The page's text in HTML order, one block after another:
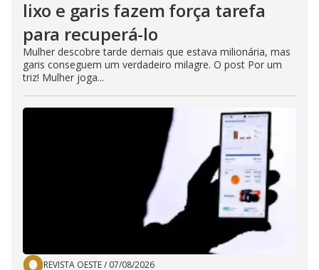
lixo e garis fazem força tarefa
para recuperá-lo
Mulher descobre tarde demais que estava milionária, mas
garis conseguem um verdadeiro milagre. O post Por um
triz! Mulher joga...
REVISTA OESTE/ 07/08/2026